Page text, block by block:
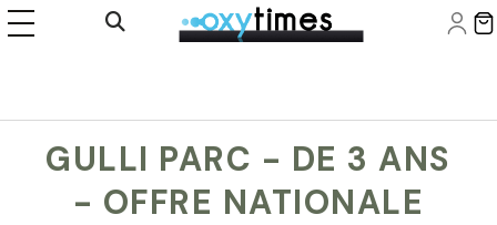
Ouvrir la recherche
GULLI PARC - DE 3 ANS
- OFFRE NATIONALE
Panneau de gestion des cookies